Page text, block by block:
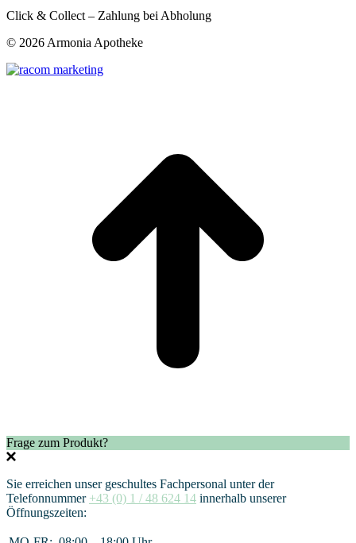
Click & Collect – Zahlung bei Abholung
© 2026 Armonia Apotheke
Frage zum Produkt?
Sie erreichen unser geschultes Fachpersonal unter der
Telefonnummer +43 (0) 1 / 48 624 14 innerhalb unserer
Öffnungszeiten: